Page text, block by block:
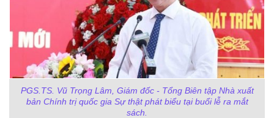
PGS.TS. Vũ Trọng Lâm, Giám đốc - Tổng Biên tập Nhà xuất
bản Chính trị quốc gia Sự thật phát biểu tại buổi lễ ra mắt
sách.